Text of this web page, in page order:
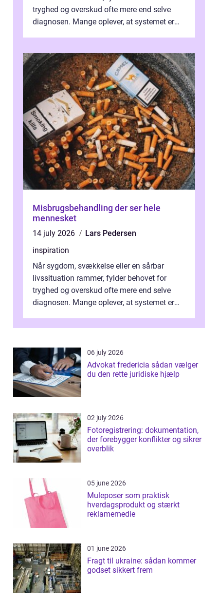
tryghed og overskud ofte mere end selve
diagnosen. Mange oplever, at systemet er
Misbrugsbehandling der ser hele
mennesket
14 july 2026
Lars Pedersen
inspiration
Når sygdom, svækkelse eller en sårbar
livssituation rammer, fylder behovet for
tryghed og overskud ofte mere end selve
diagnosen. Mange oplever, at systemet er
06 july 2026
Advokat fredericia sådan vælger
du den rette juridiske hjælp
02 july 2026
Fotoregistrering: dokumentation,
der forebygger konflikter og sikrer
overblik
05 june 2026
Muleposer som praktisk
hverdagsprodukt og stærkt
reklamemedie
01 june 2026
Fragt til ukraine: sådan kommer
godset sikkert frem